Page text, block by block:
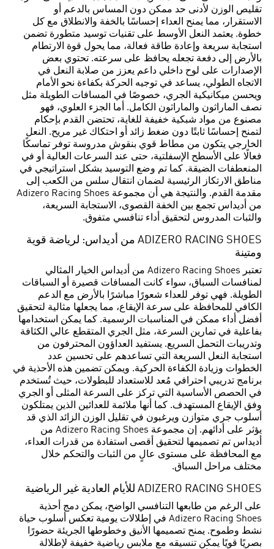
تقليص الوزن لأدنى حد ممكن دون المساس بالدعم أو
الاستقرار، مما يمنح العداء إحساسًا بالخفة والانطلاق مع كل
خطوة. يعتمد النعل الأوسط على تقنيات توسيد متطورة تضمن
استجابة سريعة وإعادة طاقة فعالة، مما يحول قوة الارتطام
بالأرض إلى دفعة تجعله يحافظ على سرعته. تحتوي بعض
الإصدارات على لوح داخلي داعم يعزز من صلابة النعل في
الاتجاه الطولي، يساعد في توجيه الحركة بكفاءة نحو الأمام
ويحسن ميكانيكية الجري، خصوصًا في المسافات الطويلة مثل
نصف الماراثون والماراثون الكامل. أما الجزء العلوي، فهو
مصنوع من مواد شبكية خفيفة للغاية، تحتضن القدم بإحكام
لتمنح إحساسًا ثابتًا دون ضغط زائد أو احتكاك غير مريح. النعل
الخارجي يتكون من مطاط قوي بنقوش مدروسة توفر تماسكًا
فعالًا على الأسطح الإسفلتية، حتى عند السرعات العالية أو في
المنعطفات الضيقة. كما تم وضع التوسيد بشكل استراتيجي في
مناطق الارتكاز الرئيسية لضمان انتقال سلس من الكعب إلى
مقدمة القدم. والنتيجة هي أن مجموعة Adizero Racing Shoes
من أديداس تجمع بين الخفة القصوى، الاستجابة السريعة،
والثبات المدروس لتحقيق أداء تنافسي متفوق.
ADIZERO RACING SHOES من أديداس: لرياضة قوية
ومتينة
تعتبر Adizero Racing Shoes من أديداس الخيار المثالي
لمنافسات السباق، سواء كانت المسافات قصيرة أو السباقات
الطويلة. فهي توفر للعداء شعورًا مباشرًا بالأرض مع الدعم
الكافي للمحافظة على سرعة الإيقاع، مما يجعلها مثالية لتحقيق
أفضل أداء ممكن في المناسبات الرسمية. كما يمكن استخدامها
بفاعلية في تمارين السرعة، مثل الجري المتقطع عالي الكثافة
وتدريبات التحمل السريع. يستفيد العداؤون المحترفون من
استجابة النعل السريعة التي تساعدهم على تحسين عدد
الخطوات وزيادة الكفاءة الحركية. ويمكن تضمين هذه الأحذية في
برنامج تدريبي احترافي مُعد للاستعداد للبطولات، حيث تُستخدم
في الحصص الأساسية التي تركز على السرعة المثلى أو الجري
وفق الإيقاع المستهدف. كما أنها ملائمة للعدائين الذين يمتلكون
أسلوب جري متوازن ويرغبون في تقليل الوزن الزائد الذي قد
يؤثر على أدائهم. إن مجموعة Adizero Racing Shoes من
أديداس تم تصميمها لتحقيق أقصى استفادة من قدرات العداء،
مع المحافظة على مستوى عالٍ من الثبات والتحكم خلال
مختلف مراحل السباق.
ADIZERO RACING SHOES للأيام العادية غير الرياضية
على الرغم من طابعها التنافسي الواضح، يمكن دمج أحذية
Adizero Racing Shoes في إطلالات يومية تعكس أسلوب حياة
نشط وطموح. يمنح تصميمها الأنيق وخطوطها الجريئة حضورًا
بصريًا قويًا يمكن تنسيقه مع ملابس رياضية خفيفة لإطلالة